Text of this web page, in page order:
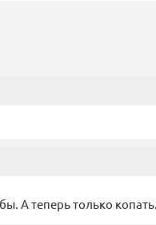
А теперь только